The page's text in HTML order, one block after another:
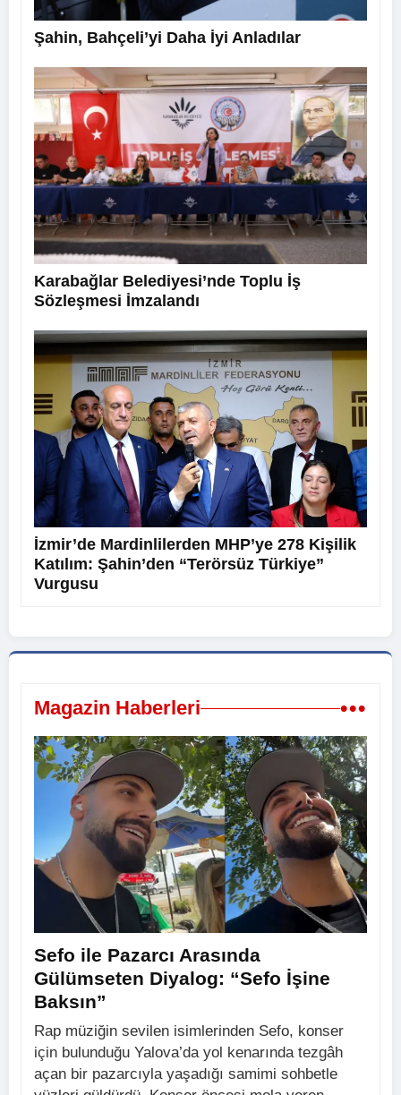
Şahin, Bahçeli’yi Daha İyi Anladılar
Karabağlar Belediyesi’nde Toplu İş
Sözleşmesi İmzalandı
İzmir’de Mardinlilerden MHP’ye 278 Kişilik
Katılım: Şahin’den “Terörsüz Türkiye”
Vurgusu
Magazin Haberleri •••
Sefo ile Pazarcı Arasında
Gülümseten Diyalog: “Sefo İşine
Baksın”
Rap müziğin sevilen isimlerinden Sefo, konser
için bulunduğu Yalova’da yol kenarında tezgâh
açan bir pazarcıyla yaşadığı samimi sohbetle